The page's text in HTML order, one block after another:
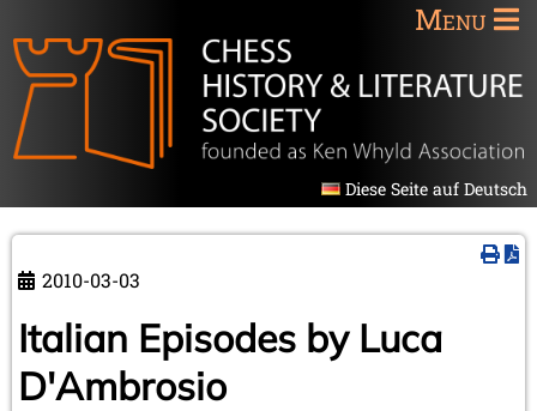
Menu
Diese Seite auf Deutsch
2010-03-03
Italian Episodes by Luca
D'Ambrosio